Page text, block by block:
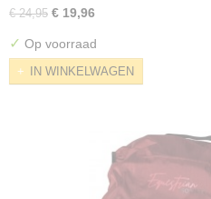
€ 24,95 € 19,96
✓ Op voorraad
IN WINKELWAGEN